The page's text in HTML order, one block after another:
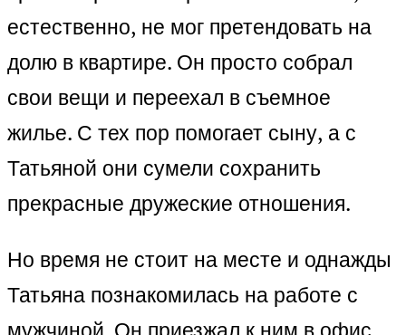
естественно, не мог претендовать на
долю в квартире. Он просто собрал
свои вещи и переехал в съемное
жилье. С тех пор помогает сыну, а с
Татьяной они сумели сохранить
прекрасные дружеские отношения.
Но время не стоит на месте и однажды
Татьяна познакомилась на работе с